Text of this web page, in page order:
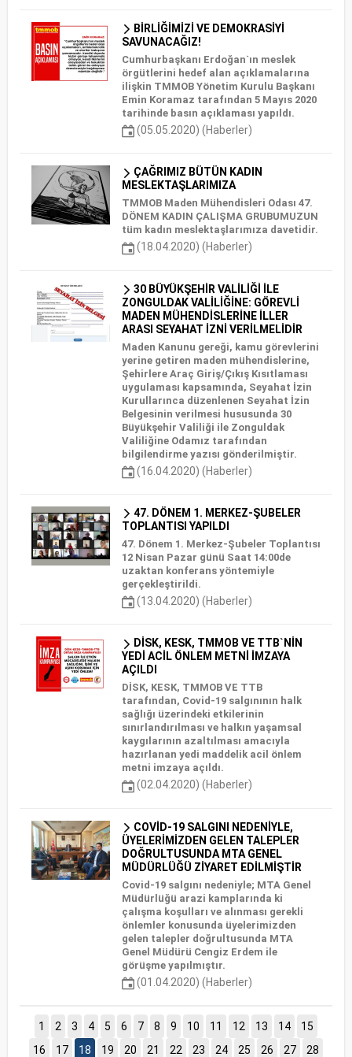
BİRLİĞİMİZİ VE DEMOKRASİYİ
SAVUNACAĞIZ!
Cumhurbaşkanı Erdoğan`ın meslek
örgütlerini hedef alan açıklamalarına
ilişkin TMMOB Yönetim Kurulu Başkanı
Emin Koramaz tarafından 5 Mayıs 2020
tarihinde basın açıklaması yapıldı.
(05.05.2020) (Haberler)
ÇAĞRIMIZ BÜTÜN KADIN
MESLEKTAŞLARIMIZA
TMMOB Maden Mühendisleri Odası 47.
DÖNEM KADIN ÇALIŞMA GRUBUMUZUN
tüm kadın meslektaşlarımıza davetidir.
(18.04.2020) (Haberler)
30 BÜYÜKŞEHİR VALİLİĞİ İLE
ZONGULDAK VALİLİĞİNE: GÖREVLİ
MADEN MÜHENDİSLERİNE İLLER
ARASI SEYAHAT İZNİ VERİLMELİDİR
Maden Kanunu gereği, kamu görevlerini
yerine getiren maden mühendislerine,
Şehirlere Araç Giriş/Çıkış Kısıtlaması
uygulaması kapsamında, Seyahat İzin
Kurullarınca düzenlenen Seyahat İzin
Belgesinin verilmesi hususunda 30
Büyükşehir Valiliği ile Zonguldak
Valiliğine Odamız tarafından
bilgilendirme yazısı gönderilmiştir.
(16.04.2020) (Haberler)
47. DÖNEM 1. MERKEZ-ŞUBELER
TOPLANTISI YAPILDI
47. Dönem 1. Merkez-Şubeler Toplantısı
12 Nisan Pazar günü Saat 14:00de
uzaktan konferans yöntemiyle
gerçekleştirildi.
(13.04.2020) (Haberler)
DİSK, KESK, TMMOB VE TTB`NİN
YEDİ ACİL ÖNLEM METNİ İMZAYA
AÇILDI
DİSK, KESK, TMMOB VE TTB
tarafından, Covid-19 salgınının halk
sağlığı üzerindeki etkilerinin
sınırlandırılması ve halkın yaşamsal
kaygılarının azaltılması amacıyla
hazırlanan yedi maddelik acil önlem
metni imzaya açıldı.
(02.04.2020) (Haberler)
COVİD-19 SALGINI NEDENİYLE,
ÜYELERİMİZDEN GELEN TALEPLER
DOĞRULTUSUNDA MTA GENEL
MÜDÜRLÜĞÜ ZİYARET EDİLMİŞTİR
Covid-19 salgını nedeniyle; MTA Genel
Müdürlüğü arazi kamplarında ki
çalışma koşulları ve alınması gerekli
önlemler konusunda üyelerimizden
gelen talepler doğrultusunda MTA
Genel Müdürü Cengiz Erdem ile
görüşme yapılmıştır.
(01.04.2020) (Haberler)
1 2 3 4 5 6 7 8 9 10 11 12 13 14
15
16
17 18 19 20 21 22 23 24 25 26 27
28